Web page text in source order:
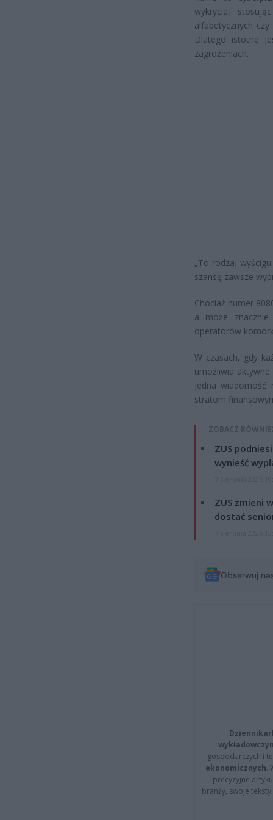
wykrycia,
alfabetycznych
Dlatego istotne
zagrożeniach.
„To rodzaj
szansę zawsze
Chociaż numer
a może
operatorów
W czasach, gdy
umożliwia
Jedna
stratom
ZOBACZ
ZUS
wynieść
ZUS zmieni
dostać
Obserwuj
gospodarczych i
ekonomicznych.
precyzyjne
branży, swoje